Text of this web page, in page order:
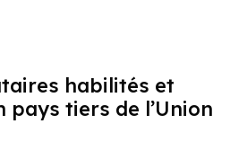
habilités et
tiers de l’Union